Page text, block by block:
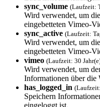
sync_volume (Laufzeit:
Wird verwendet, um
eingebetteten Vimeo-
sync_active (Laufzeit:
Wird verwendet, um
eingebetteten Vimeo-
vimeo (Laufzeit: 30
Wird verwendet, um
Informationen über die
has_logged_in
Speichern
eingeloggt ist.